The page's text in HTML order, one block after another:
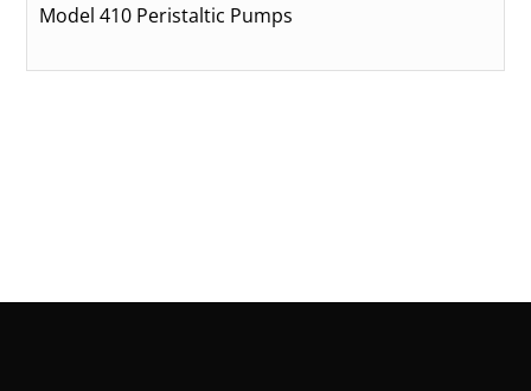
Model 410 Peristaltic Pumps